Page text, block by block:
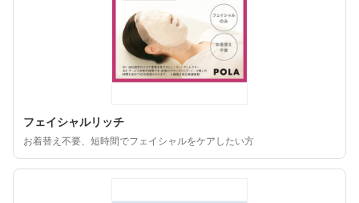
フェイシャルリッチ
お着替え不要、短時間でフェイシャルをケアしたい方